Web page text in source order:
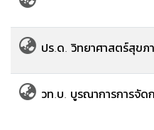
ปร.ด. วิทยาศาสตร์สุขภ
วท.บ. บูรณาการการจัด